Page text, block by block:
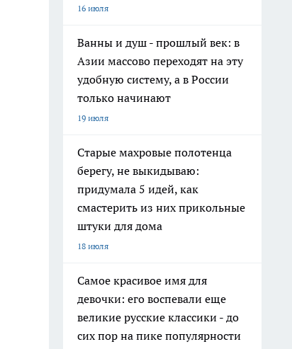
16 июля
Ванны и душ - прошлый век: в
Азии массово переходят на эту
удобную систему, а в России
только начинают
19 июля
Старые махровые полотенца
берегу, не выкидываю:
придумала 5 идей, как
смастерить из них прикольные
штуки для дома
18 июля
Самое красивое имя для
девочки: его воспевали еще
великие русские классики - до
сих пор на пике популярности